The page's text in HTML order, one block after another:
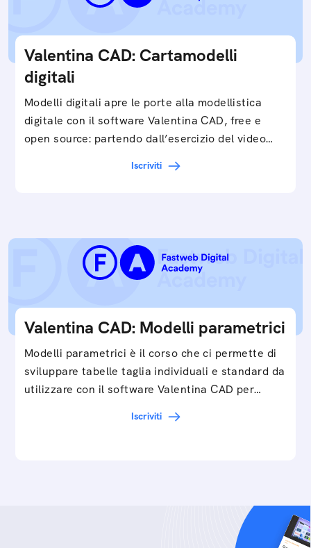
Valentina CAD: Cartamodelli
digitali
Modelli digitali apre le porte alla modellistica
digitale con il software Valentina CAD, free e
open source: partendo dall’esercizio del video…
Iscriviti
Valentina CAD: Modelli parametrici
Modelli parametrici è il corso che ci permette di
sviluppare tabelle taglia individuali e standard da
utilizzare con il software Valentina CAD per…
Iscriviti